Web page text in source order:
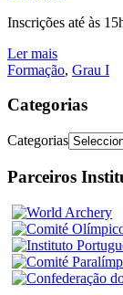
Inscrições até às
Ler mais
Formação, Grau I
Categorias
Categorias
Parceiros